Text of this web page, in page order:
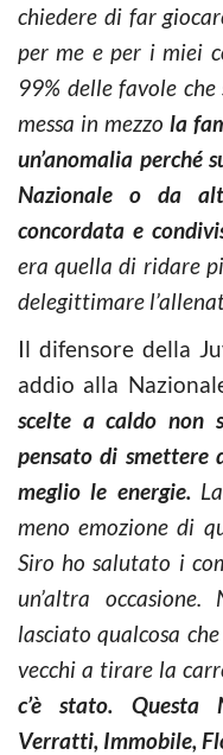
chiedere di far
per me e per i miei
99% delle favole
messa in mezzo la
un’anomalia perché
Nazionale o da
concordata e
era quella di ridare
delegittimare
Il difensore della
addio alla
scelte a caldo non
pensato di smettere
meglio le energie.La
meno emozione di
Siro ho salutato i
un’altra
lasciato qualcosa
vecchi a tirare la
c’è stato. Questa
Verratti, Immobile,